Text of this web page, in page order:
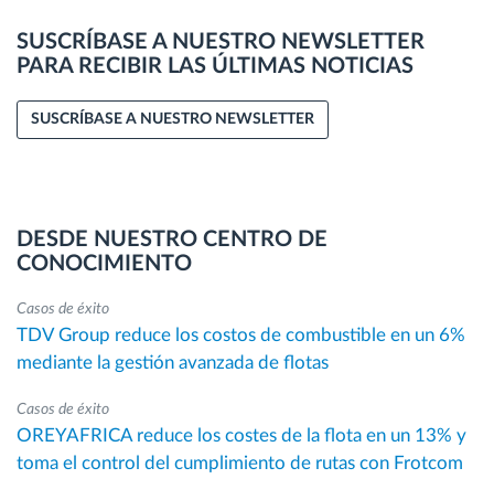
SUSCRÍBASE A NUESTRO NEWSLETTER
PARA RECIBIR LAS ÚLTIMAS NOTICIAS
SUSCRÍBASE A NUESTRO NEWSLETTER
DESDE NUESTRO CENTRO DE
CONOCIMIENTO
Casos de éxito
TDV Group reduce los costos de combustible en un 6%
mediante la gestión avanzada de flotas
Casos de éxito
OREYAFRICA reduce los costes de la flota en un 13% y
toma el control del cumplimiento de rutas con Frotcom